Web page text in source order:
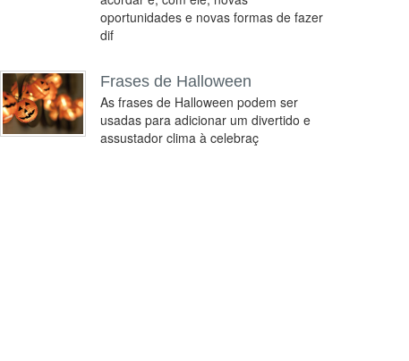
oportunidades e novas formas de fazer
dif
Frases de Halloween
As frases de Halloween podem ser
usadas para adicionar um divertido e
assustador clima à celebraç